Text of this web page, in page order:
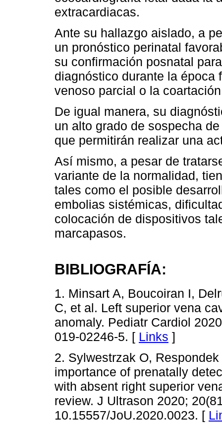
extracardiacas.
Ante su hallazgo aislado, a
un pronóstico perinatal
su confirmación posnatal
diagnóstico durante la época
venoso parcial o la
De igual manera, su
un alto grado de sospecha
que permitirán realizar una
Así mismo, a pesar de
variante de la normalidad,
tales como el posible
embolias sistémicas,
colocación de dispositivos
marcapasos.
BIBLIOGRAFÍA:
1. Minsart A, Boucoiran I,
C, et al. Left superior vena
anomaly. Pediatr Cardiol
019-02246-5. [ Links ]
2. Sylwestrzak O,
importance of prenatally
with absent right superior
review. J Ultrason 2020;
10.15557/JoU.2020.0023. [